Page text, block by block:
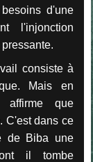
d'une
l'injonction
consiste à
Mais en
affirme que
C'est dans ce
de Biba une
il tombe